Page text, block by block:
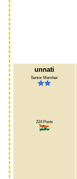
unnati
Senior Member
224 Posts